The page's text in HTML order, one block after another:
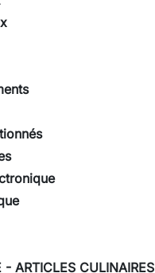
ARTICLES CULINAIRES